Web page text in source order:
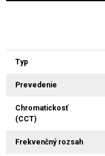
Typ
Prevedenie
Chromatickosť
(CCT)
Frekvenčný rozsah